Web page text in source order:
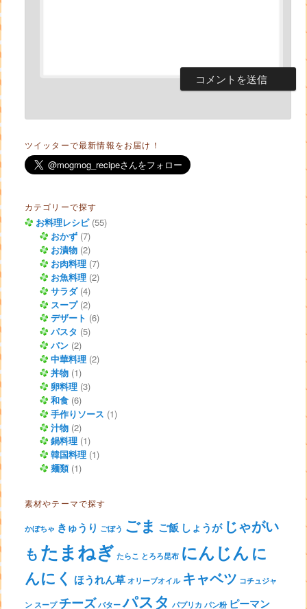
ツイッターで最新情報をお届け！
カテゴリーで探す
お料理レシピ(55)
おかず (7)
お漬物 (2)
お肉料理 (7)
お魚料理 (2)
サラダ(4)
スープ(2)
デザート (6)
パスタ (5)
パン (2)
中華料理 (2)
丼物 (1)
卵料理 (3)
和食 (6)
手作りソース (1)
汁物 (2)
鍋料理 (1)
韓国料理 (1)
麺類(1)
素材やテーマで探す
かぼちゃ きゅうり ごぼう ごま ご飯 しょうが じゃがい
も たまねぎ たらこ とろろ昆布 にんじんに
んにく ほうれん草 オリーブオイル キャベツ コチュジャ
ン スープ チーズ バター パスタ パプリカ パン粉 ピーマン